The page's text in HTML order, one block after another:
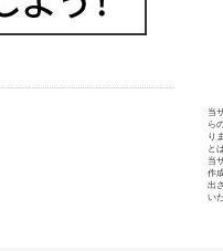
当
ら
り
と
当
作
出
い